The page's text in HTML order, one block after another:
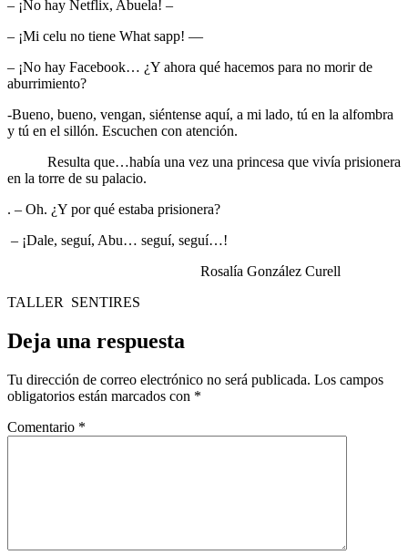
– ¡No hay Netflix, Abuela! –
– ¡Mi celu no tiene What sapp! —
– ¡No hay Facebook… ¿Y ahora qué hacemos para no morir de
aburrimiento?
-Bueno, bueno, vengan, siéntense aquí, a mi lado, tú en la alfombra
y tú en el sillón. Escuchen con atención.
Resulta que…había una vez una princesa que vivía prisionera
en la torre de su palacio.
. – Oh. ¿Y por qué estaba prisionera?
– ¡Dale, seguí, Abu… seguí, seguí…!
Rosalía González Curell
TALLER SENTIRES
Deja una respuesta
Tu dirección de correo electrónico no será publicada. Los campos
obligatorios están marcados con *
Comentario *